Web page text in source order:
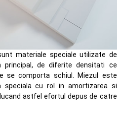
materiale speciale utilizate de
principal, de diferite densitati ce
se comporta schiul. Miezul este
speciala cu rol in amortizarea si
astfel efortul depus de catre